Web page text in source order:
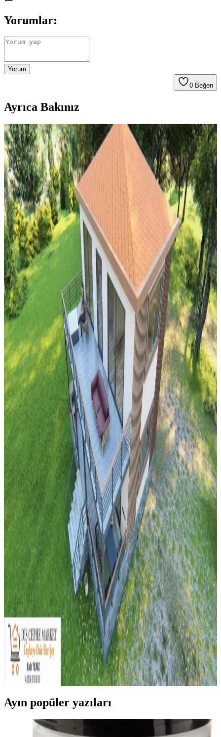
Yorumlar:
Yorum
0 Beğen
Ayrıca Bakınız
Şömine Rafı Dekorasyonunda Bitki ve Mum
Kullanımı: Estetik ve Fonksiyonel Yaklaşımlar
Şömine rafı dekorasyonunda bitkiler doğal canlılık katarken, mumlar
sıcaklık ve ışık efekti sağlar. Doğru bitki seçimi ve güvenli mum
kullanımı estetik ve fonksiyonel bir ortam yaratır.
Mutfak Dekorasyonunda Aydınlatma, Renk ve
Düzenle Pratik İyileştirme Yöntemleri
Mutfak dekorasyonunda aydınlatma, renk uyumu ve düzenleme
teknikleriyle koyu renkli dolaplar ve siyah buzdolabı gibi unsurlar
uyumlu hale getirilir. Bitkiler ve aksesuarlar atmosferi canlandırır.
Balkon ve Teras Alanlarında İşlevsel ve Yaratıcı
Kullanım Önerileri
Balkon ve teraslarda barbeküden bitkilendirmeye, depolamadan
eğlence alanlarına kadar işlevsel ve estetik düzenlemelerle alanınızı
çok yönlü kullanabilirsiniz.
Merdiven Boşluğunda Ayna Konumlandırma:
Estetik ve Fonksiyonel Dengeyi Sağlama Yöntemleri
Merdiven boşluğunda ayna konumlandırması mimari yapı, ışık,
güvenlik ve estetik unsurların dengelenmesini gerektirir. Ortaya
çıkan görüşler, aynanın ortada ve uygun boyutta olmasının önemini
vurgular.
Küçük Halıların Kaymasını Önleme Yöntemleri ve
Uygun Çözümler
Küçük halıların kaymasını önlemek için kaymaz altlıklar, çift taraflı
bantlar ve silikon bazlı malzemeler gibi çözümler inceleniyor.
Zemine zarar vermeden doğru ürün seçimi ve uygulama önemlidir.
Banyo Dekorasyonunda Yeşil Tonları ve Güvenlik
Önlemleriyle Estetik ve Fonksiyonellik
Banyo dekorasyonunda yeşil tonlar, altın detaylar ve çiçek
desenleriyle estetik bir atmosfer oluştururken, perde seçimi ve
düzenlemesi yangın riskini azaltmak için önemlidir.
Neon ve LED Işıklar: Kiracıların ve Ev Sahiplerinin
Güvenlik Endişeleri ve Farkları
Neon ışıkların yüksek voltaj ve toksik riskleri nedeniyle
yasaklanması, LED ışıkların ise düşük voltaj ve dayanıklılığı
sayesinde tercih edilmesi kiracılar ve ev sahipleri arasında sıkça
görülen bir durumdur.
Merdiven Üstündeki Geniş Düz Yüzeyin
Fonksiyonel Kullanımı ve Tasarım Önerileri
Merdiven üstündeki geniş yüzeyler, güvenlik önlemleri ve doğru
tasarım ile bitkilerden depolamaya, sanat eserlerinden evcil hayvan
alanlarına kadar çeşitli şekillerde değerlendirilebilir.
Ayın popüler yazıları